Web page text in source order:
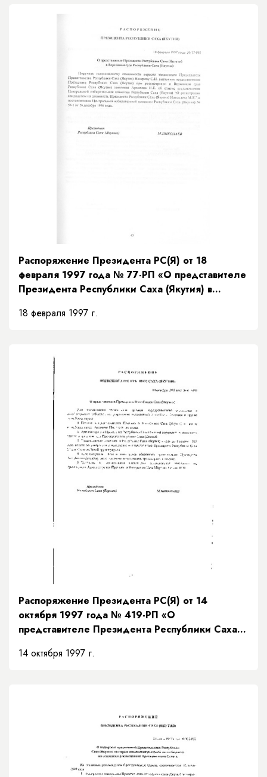
Распоряжение Президента РС(Я) от 18
февраля 1997 года № 77-РП «О представителе
Президента Республики Саха (Якутия) в
18 февраля 1997 г.
Распоряжение Президента РС(Я) от 14
октября 1997 года № 419-РП «О
представителе Президента Республики Саха
14 октября 1997 г.